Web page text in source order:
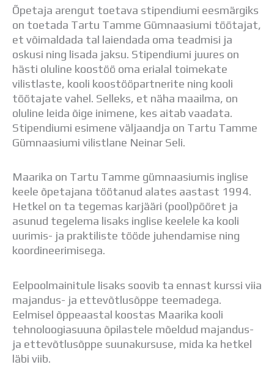
Aastaplaan
Õppekava
Ainepassid
Huviringid
Õpilastööd (UPT)
Distantsõpe
Kodukord
Projektid
ÜLDINFO
Sisseastumine
Dokumendid
Uudised
Lapsevanemale
Vilistlastele
Toitlustamine
Virtuaaltuur
Tööpakkumised
Õpetaja arengut toetava stipendiumi eesmärgiks
on toetada Tartu Tamme Gümnaasiumi töötajat,
et võimaldada tal laiendada oma teadmisi ja
oskusi ning lisada jaksu. Stipendiumi juures on
hästi oluline koostöö oma erialal toimekate
vilistlaste, kooli koostööpartnerite ning kooli
töötajate vahel. Selleks, et näha maailma, on
oluline leida õige inimene, kes aitab vaadata.
Stipendiumi esimene väljaandja on Tartu Tamme
Gümnaasiumi vilistlane Neinar Seli.
Maarika on Tartu Tamme gümnaasiumis inglise
keele õpetajana töötanud alates aastast 1994.
Hetkel on ta tegemas karjääri (pool)pööret ja
asunud tegelema lisaks inglise keelele ka kooli
uurimis- ja praktiliste tööde juhendamise ning
koordineerimisega.
Eelpoolmainitule lisaks soovib ta ennast kurssi viia
majandus- ja ettevõtlusõppe teemadega.
Eelmisel õppeaastal koostas Maarika kooli
tehnoloogiasuuna õpilastele mõeldud majandus-
ja ettevõtlusõppe suunakursuse, mida ka hetkel
läbi viib.